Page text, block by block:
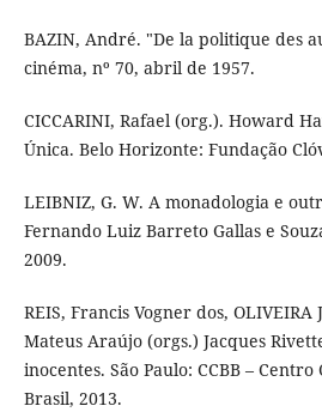
BAZIN, André. "De la politique des
cinéma, nº 70, abril de 1957.
CICCARINI, Rafael (org.). Howard
Única. Belo Horizonte: Fundação
LEIBNIZ, G. W. A monadologia e
Fernando Luiz Barreto Gallas e
2009.
REIS, Francis Vogner dos, OLIVEIRA
Mateus Araújo (orgs.) Jacques
inocentes. São Paulo: CCBB –
Brasil, 2013.